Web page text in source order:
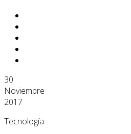
30
Noviembre
2017
Tecnología